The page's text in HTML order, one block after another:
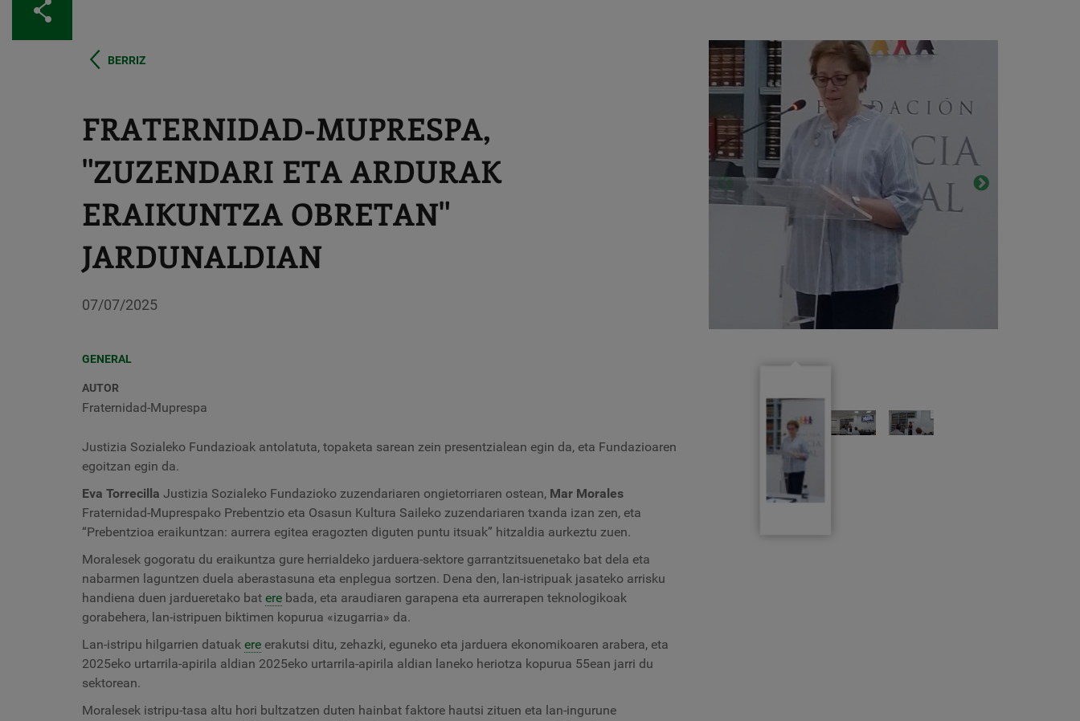
BERRIZ
FRATERNIDAD-MUPRESPA,
"ZUZENDARI ETA ARDURAK
ERAIKUNTZA OBRETAN"
JARDUNALDIAN
07/07/2025
GENERAL
AUTOR
Fraternidad-Muprespa
Justizia Sozialeko Fundazioak antolatuta, topaketa sarean zein presentzialean egin da, eta Fundazioaren
egoitzan egin da.
Eva Torrecilla Justizia Sozialeko Fundazioko zuzendariaren ongietorriaren ostean, Mar Morales
Fraternidad-Muprespako Prebentzio eta Osasun Kultura Saileko zuzendariaren txanda izan zen, eta
“Prebentzioa eraikuntzan: aurrera egitea eragozten diguten puntu itsuak” hitzaldia aurkeztu zuen.
Moralesek gogoratu du eraikuntza gure herrialdeko jarduera-sektore garrantzitsuenetako bat dela eta
nabarmen laguntzen duela aberastasuna eta enplegua sortzen. Dena den, lan-istripuak jasateko arrisku
handiena duen jardueretako bat ere bada, eta araudiaren garapena eta aurrerapen teknologikoak
gorabehera, lan-istripuen biktimen kopurua «izugarria» da.
Lan-istripu hilgarrien datuak ere erakutsi ditu, zehazki, eguneko eta jarduera ekonomikoaren arabera, eta
2025eko urtarrila-apirila aldian 2025eko urtarrila-apirila aldian laneko heriotza kopurua 55ean jarri du
sektorean.
Moralesek istripu-tasa altu hori bultzatzen duten hainbat faktore hautsi zituen eta lan-ingurune
Fundazioko
presidentea,